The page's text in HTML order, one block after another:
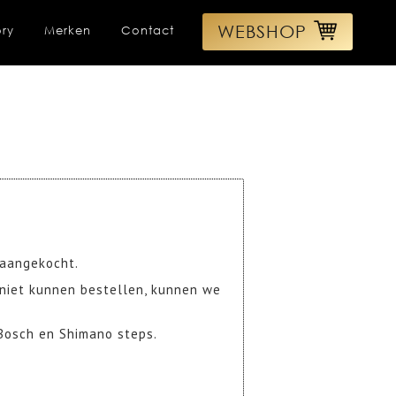
Merken Contact WEBSHOP
kunnen bestellen, kunnen we
en Shimano steps.